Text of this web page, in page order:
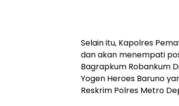
Selain itu, Kapolres
dan akan menempati
Bagrapkum Robankum
Yogen Heroes Baruno
Reskrim Polres Metro